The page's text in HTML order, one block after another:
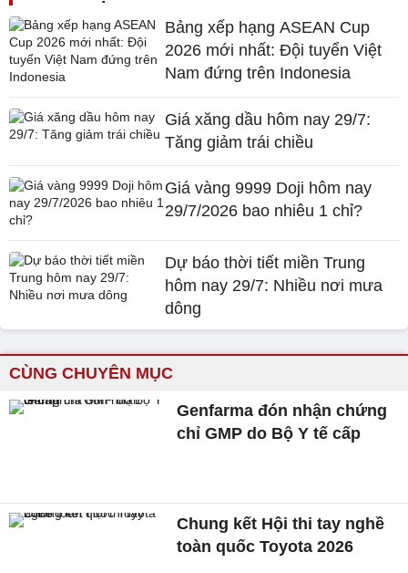
Bảng xếp hạng ASEAN Cup
2026 mới nhất: Đội tuyển Việt
Nam đứng trên Indonesia
Giá xăng dầu hôm nay 29/7:
Tăng giảm trái chiều
Giá vàng 9999 Doji hôm nay
29/7/2026 bao nhiêu 1 chỉ?
Dự báo thời tiết miền Trung
hôm nay 29/7: Nhiều nơi mưa
dông
CÙNG CHUYÊN MỤC
Genfarma đón nhận chứng
chỉ GMP do Bộ Y tế cấp
Chung kết Hội thi tay nghề
toàn quốc Toyota 2026